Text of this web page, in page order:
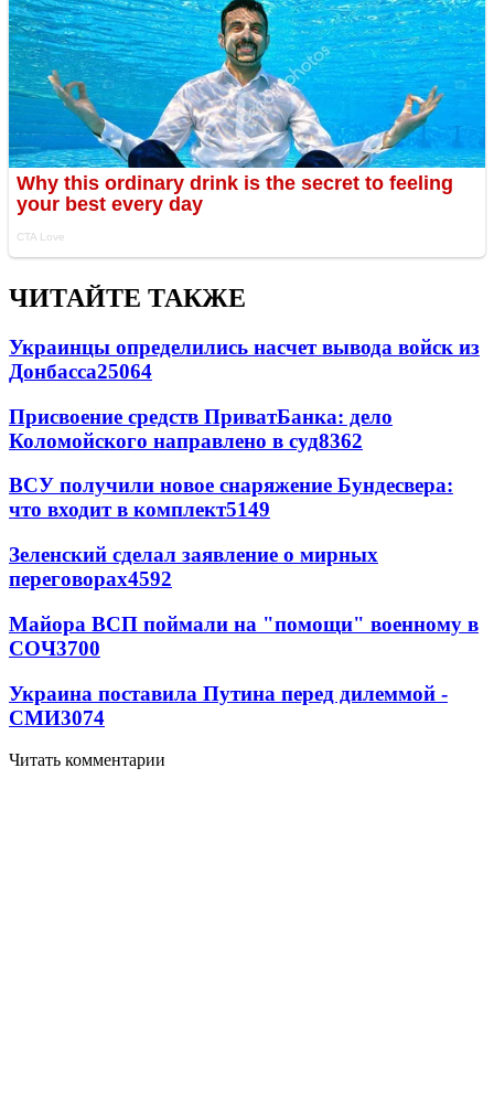
ЧИТАЙТЕ ТАКЖЕ
Украинцы определились насчет вывода войск из
Донбасса25064
Присвоение средств ПриватБанка: дело
Коломойского направлено в суд8362
ВСУ получили новое снаряжение Бундесвера:
что входит в комплект5149
Зеленский сделал заявление о мирных
переговорах4592
Майора ВСП поймали на "помощи" военному в
СОЧ3700
Украина поставила Путина перед дилеммой -
СМИ3074
Читать комментарии